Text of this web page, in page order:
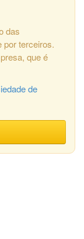
das
por terceiros.
que é
de